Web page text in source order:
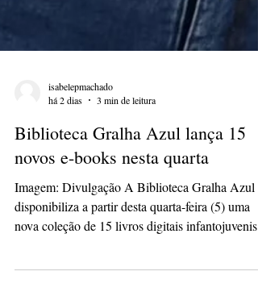
isabelepmachado
há 2 dias
3 min de leitura
Biblioteca Gralha Azul lança 15
novos e-books nesta quarta
Imagem: Divulgação A Biblioteca Gralha Azul